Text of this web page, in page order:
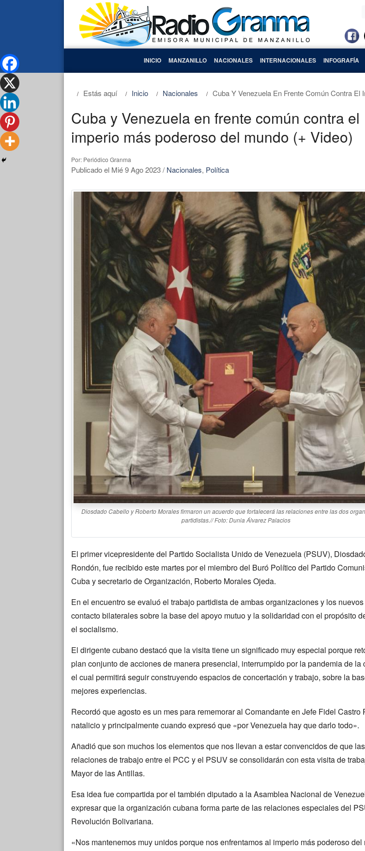
INICIO MANZANILLO NACIONALES INTERNACIONALES INFOGRAFÍA
Estás aquí Inicio Nacionales Cuba Y Venezuela En Frente Común Contra
Cuba y Venezuela en frente común contra el
imperio más poderoso del mundo (+ Video)
Por: Periódico Granma
Publicado el Mié 9 Ago 2023/ Nacionales, Política
Diosdado Cabello y Roberto Morales firmaron un acuerdo que fortalecerá las relaciones entre las dos
partidistas.// Foto: Dunia Álvarez Palacios
El primer vicepresidente del Partido Socialista Unido de Venezuela (PSUV),
Rondón, fue recibido este martes por el miembro del Buró Político del Partido
Cuba y secretario de Organización, Roberto Morales Ojeda.
En el encuentro se evaluó el trabajo partidista de ambas organizaciones y los
contacto bilaterales sobre la base del apoyo mutuo y la solidaridad con el propósito
el socialismo.
El dirigente cubano destacó que la visita tiene un significado muy especial porque
plan conjunto de acciones de manera presencial, interrumpido por la pandemia de la
el cual permitirá seguir construyendo espacios de concertación y trabajo, sobre la
mejores experiencias.
Recordó que agosto es un mes para rememorar al Comandante en Jefe Fidel Castro
natalicio y principalmente cuando expresó que «por Venezuela hay que darlo todo».
Añadió que son muchos los elementos que nos llevan a estar convencidos de que las
relaciones de trabajo entre el PCC y el PSUV se consolidarán con esta visita de
Mayor de las Antillas.
Esa idea fue compartida por el también diputado a la Asamblea Nacional de
expresar que la organización cubana forma parte de las relaciones especiales del
Revolución Bolivariana.
«Nos mantenemos muy unidos porque nos enfrentamos al imperio más poderoso del